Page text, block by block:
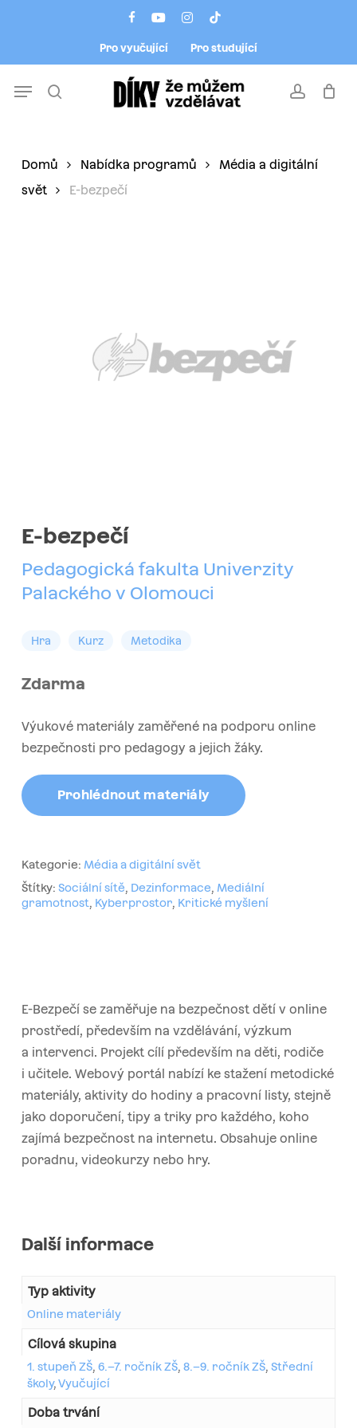
facebookyoutubeinstagram
tiktok
Pro vyučující Pro studující
account
Menu
Domů Nabídka programů
Média a digitální
svět
E-bezpečí
E-bezpečí
Pedagogická fakulta Univerzity
Palackého v Olomouci
Hra Kurz Metodika
Zdarma
Výukové materiály zaměřené na podporu online
bezpečnosti pro pedagogy a jejich žáky.
Prohlédnout materiály
Kategorie: Média a digitální svět
Štítky: Sociální sítě, Dezinformace, Mediální
gramotnost, Kyberprostor, Kritické myšlení
E-Bezpečí se zaměřuje na bezpečnost dětí v online
prostředí, především na vzdělávání, výzkum
a intervenci. Projekt cílí především na děti, rodiče
i učitele. Webový portál nabízí ke stažení metodické
materiály, aktivity do hodiny a pracovní listy, stejně
jako doporučení, tipy a triky pro každého, koho
zajímá bezpečnost na internetu. Obsahuje online
poradnu, videokurzy nebo hry.
Další informace
Typ aktivity
Online materiály
Cílová skupina
1. stupeň ZŠ, 6.–7. ročník ZŠ, 8.–9. ročník ZŠ, Střední
školy, Vyučující
Doba trvání